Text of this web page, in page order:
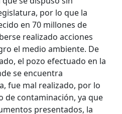
por lo que la
en 70 millones de
realizado acciones
el medio ambiente. De
el pozo efectuado en la
se encuentra
fue mal realizado, por lo
de contaminación, ya que
presentados, la